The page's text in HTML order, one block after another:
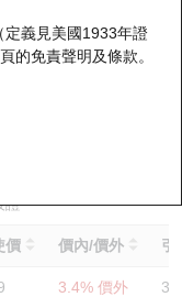
定義見美國1933年證
的免責聲明及條款。
行
證
價 價內/價外 引
3.4% 價外